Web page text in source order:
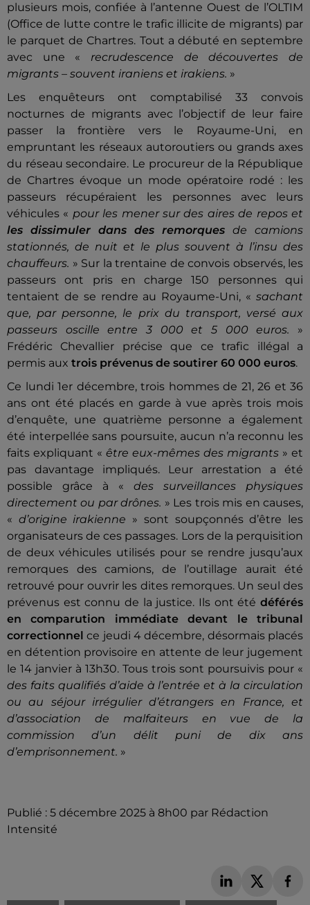
plusieurs mois, confiée à l’antenne Ouest de l’OLTIM
(Office de lutte contre le trafic illicite de migrants) par
le parquet de Chartres. Tout a débuté en septembre
avec une « recrudescence de découvertes de
migrants – souvent iraniens et irakiens. »
Les enquêteurs ont comptabilisé 33 convois
nocturnes de migrants avec l’objectif de leur faire
passer la frontière vers le Royaume-Uni, en
empruntant les réseaux autoroutiers ou grands axes
du réseau secondaire. Le procureur de la République
de Chartres évoque un mode opératoire rodé : les
passeurs récupéraient les personnes avec leurs
véhicules « pour les mener sur des aires de repos et
les dissimuler dans des remorques de camions
stationnés, de nuit et le plus souvent à l’insu des
chauffeurs. » Sur la trentaine de convois observés, les
passeurs ont pris en charge 150 personnes qui
tentaient de se rendre au Royaume-Uni, « sachant
que, par personne, le prix du transport, versé aux
passeurs oscille entre 3 000 et 5 000 euros. »
Frédéric Chevallier précise que ce trafic illégal a
permis aux trois prévenus de soutirer 60 000 euros.
Ce lundi 1er décembre, trois hommes de 21, 26 et 36
ans ont été placés en garde à vue après trois mois
d’enquête, une quatrième personne a également
été interpellée sans poursuite, aucun n’a reconnu les
faits expliquant « être eux-mêmes des migrants » et
pas davantage impliqués. Leur arrestation a été
possible grâce à « des surveillances physiques
directement ou par drônes. » Les trois mis en causes,
« d’origine irakienne » sont soupçonnés d’être les
organisateurs de ces passages. Lors de la perquisition
de deux véhicules utilisés pour se rendre jusqu’aux
remorques des camions, de l’outillage aurait été
retrouvé pour ouvrir les dites remorques. Un seul des
prévenus est connu de la justice. Ils ont été déférés
en comparution immédiate devant le tribunal
correctionnel ce jeudi 4 décembre, désormais placés
en détention provisoire en attente de leur jugement
le 14 janvier à 13h30. Tous trois sont poursuivis pour «
des faits qualifiés d’aide à l’entrée et à la circulation
ou au séjour irrégulier d’étrangers en France, et
d’association de malfaiteurs en vue de la
commission d’un délit puni de dix ans
d’emprisonnement. »
Publié : 5 décembre 2025 à 8h00 par Rédaction
Intensité